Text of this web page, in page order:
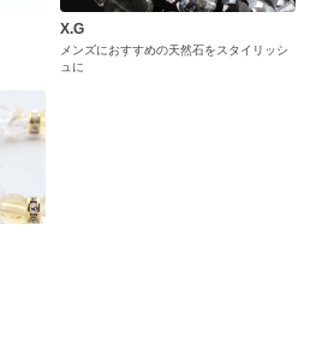
X.G
メンズにおすすめの天然石をスタイリッシ
ュに